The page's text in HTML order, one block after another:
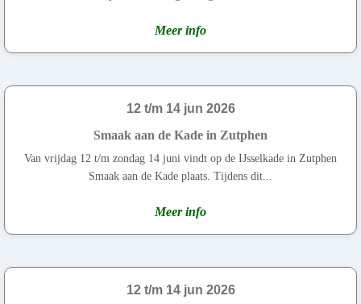
Meer info
12 t/m 14 jun 2026
Smaak aan de Kade in Zutphen
Van vrijdag 12 t/m zondag 14 juni vindt op de IJsselkade in Zutphen
Smaak aan de Kade plaats. Tijdens dit...
Meer info
12 t/m 14 jun 2026